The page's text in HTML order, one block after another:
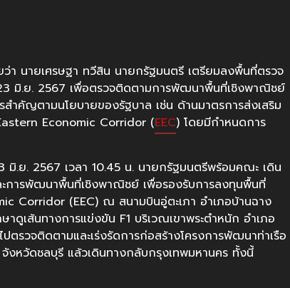
า นายเศรษฐา ทวีสิน นายกรัฐมนตรี เตรียมลงพื้นที่ตรวจ
มิ.ย. 2567 เพื่อตรวจติดตามการพัฒนาพื้นที่เชิงพาณิชย์
ำคัญตามนโยบายของรัฐบาล เช่น ด้านมาตรการส่งเสริม
Economic Corridor (EEC) โดยมีกำหนดการ
.ย. 2567 เวลา 10.45 น. นายกรัฐมนตรีพร้อมคณะ เดิน
ะการพัฒนาพื้นที่เชิงพาณิชย์ เพื่อรองรับการลงทุนพื้นที่
Corridor (EEC) ณ สนามบินอู่ตะเภา อำเภอบ้านฉาง
ดูเส้นทางการแข่งขัน F1 บริเวณเขาพระตำหนัก อำเภอ
ตรวจติดตามและเร่งรัดการก่อสร้างโครงการพัฒนาท่าเรือ
งหวัดชลบุรี แล้วเดินทางกลับกรุงเทพมหานคร ทั้งนี้